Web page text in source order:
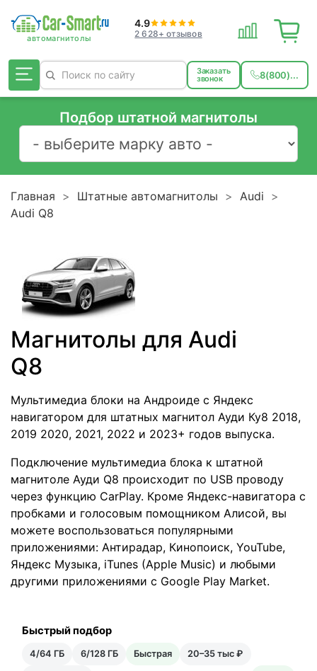
4.9
2 628+ отзывов
Заказать
звонок 8(800)...
Подбор штатной магнитолы
Главная Штатные автомагнитолы
Audi
Audi Q8
Магнитолы для Audi
Q8
Мультимедиа блоки на Андроиде с Яндекс
навигатором для штатных магнитол Ауди Ку8 2018,
2019 2020, 2021, 2022 и 2023+ годов выпуска.
Подключение мультимедиа блока к штатной
магнитоле Ауди Q8 происходит по USB проводу
через функцию CarPlay. Кроме Яндекс-навигатора с
пробками и голосовым помощником Алисой, вы
можете воспользоваться популярными
приложениями: Антирадар, Кинопоиск, YouTube,
Яндекс Музыка, iTunes (Apple Music) и любыми
другими приложениями с Google Play Market.
Быстрый подбор
4/64 ГБ 6/128 ГБ Быстрая 20–35 тыс ₽